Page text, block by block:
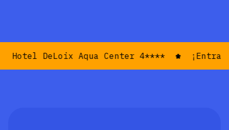
DeLoix Aqua Center 4****